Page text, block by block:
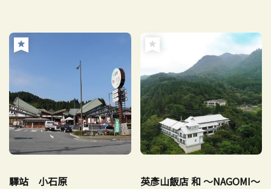
驛站 小石原 英彥山飯店 和 ～NAGOMI～